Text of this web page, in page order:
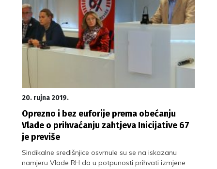
20. rujna 2019.
Oprezno i bez euforije prema obećanju
Vlade o prihvaćanju zahtjeva Inicijative 67
je previše
Sindikalne središnjice osvrnule su se na iskazanu
namjeru Vlade RH da u potpunosti prihvati izmjene